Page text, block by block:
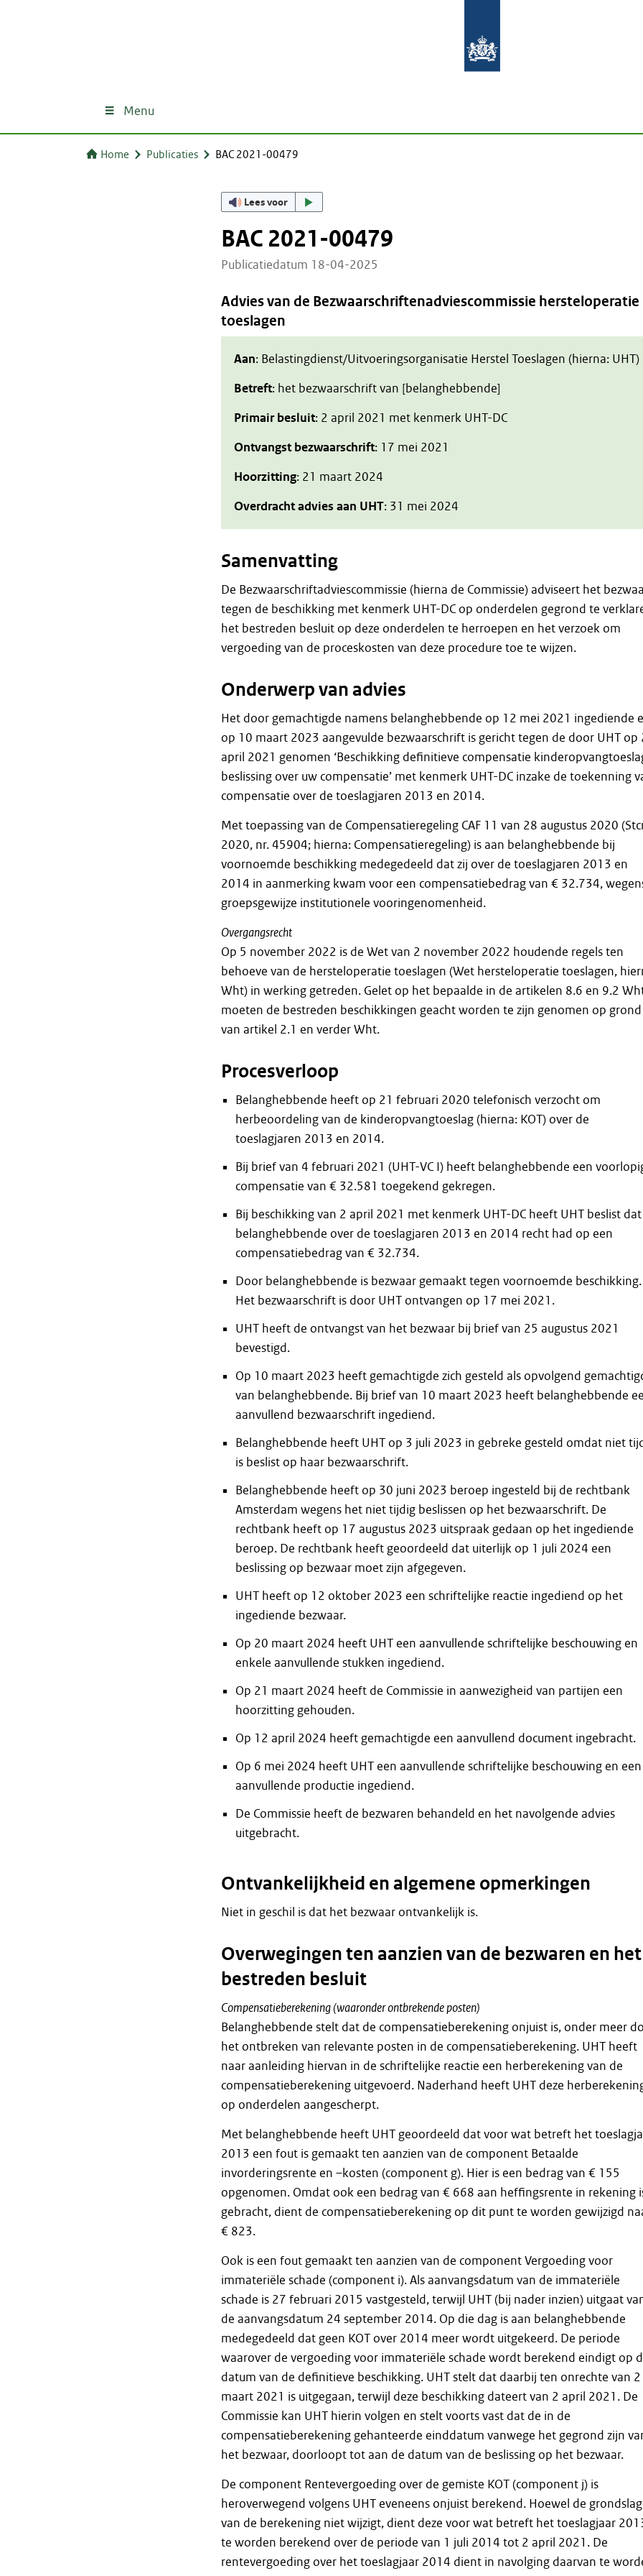
Menu
Home Publicaties BAC 2021-00479
Lees voor
BAC 2021-00479
Publicatiedatum 18-04-2025
Advies van de Bezwaarschriftenadviescommissie hersteloperatie
toeslagen
Aan: Belastingdienst/Uitvoeringsorganisatie Herstel Toeslagen (hierna: UHT)
Betreft: het bezwaarschrift van [belanghebbende]
Primair besluit: 2 april 2021 met kenmerk UHT-DC
Ontvangst bezwaarschrift: 17 mei 2021
Hoorzitting: 21 maart 2024
Overdracht advies aan UHT: 31 mei 2024
Samenvatting
De Bezwaarschriftadviescommissie (hierna de Commissie) adviseert het
tegen de beschikking met kenmerk UHT-DC op onderdelen gegrond te
het bestreden besluit op deze onderdelen te herroepen en het verzoek om
vergoeding van de proceskosten van deze procedure toe te wijzen.
Onderwerp van advies
Het door gemachtigde namens belanghebbende op 12 mei 2021 ingediende
op 10 maart 2023 aangevulde bezwaarschrift is gericht tegen de door UHT op
april 2021 genomen ‘Beschikking definitieve compensatie
beslissing over uw compensatie’ met kenmerk UHT-DC inzake de toekenning
compensatie over de toeslagjaren 2013 en 2014.
Met toepassing van de Compensatieregeling CAF 11 van 28 augustus 2020
2020, nr. 45904; hierna: Compensatieregeling) is aan belanghebbende bij
voornoemde beschikking medegedeeld dat zij over de toeslagjaren 2013 en
2014 in aanmerking kwam voor een compensatiebedrag van € 32.734,
groepsgewijze institutionele vooringenomenheid.
Overgangsrecht
Op 5 november 2022 is de Wet van 2 november 2022 houdende regels ten
behoeve van de hersteloperatie toeslagen (Wet hersteloperatie toeslagen,
Wht) in werking getreden. Gelet op het bepaalde in de artikelen 8.6 en 9.2
moeten de bestreden beschikkingen geacht worden te zijn genomen op grond
van artikel 2.1 en verder Wht.
Procesverloop
Belanghebbende heeft op 21 februari 2020 telefonisch verzocht om
herbeoordeling van de kinderopvangtoeslag (hierna: KOT) over de
toeslagjaren 2013 en 2014.
Bij brief van 4 februari 2021 (UHT-VC I) heeft belanghebbende een
compensatie van € 32.581 toegekend gekregen.
Bij beschikking van 2 april 2021 met kenmerk UHT-DC heeft UHT beslist dat
belanghebbende over de toeslagjaren 2013 en 2014 recht had op een
compensatiebedrag van € 32.734.
Door belanghebbende is bezwaar gemaakt tegen voornoemde beschikking.
Het bezwaarschrift is door UHT ontvangen op 17 mei 2021.
UHT heeft de ontvangst van het bezwaar bij brief van 25 augustus 2021
bevestigd.
Op 10 maart 2023 heeft gemachtigde zich gesteld als opvolgend
van belanghebbende. Bij brief van 10 maart 2023 heeft belanghebbende
aanvullend bezwaarschrift ingediend.
Belanghebbende heeft UHT op 3 juli 2023 in gebreke gesteld omdat niet
is beslist op haar bezwaarschrift.
Belanghebbende heeft op 30 juni 2023 beroep ingesteld bij de rechtbank
Amsterdam wegens het niet tijdig beslissen op het bezwaarschrift. De
rechtbank heeft op 17 augustus 2023 uitspraak gedaan op het ingediende
beroep. De rechtbank heeft geoordeeld dat uiterlijk op 1 juli 2024 een
beslissing op bezwaar moet zijn afgegeven.
UHT heeft op 12 oktober 2023 een schriftelijke reactie ingediend op het
ingediende bezwaar.
Op 20 maart 2024 heeft UHT een aanvullende schriftelijke beschouwing en
enkele aanvullende stukken ingediend.
Op 21 maart 2024 heeft de Commissie in aanwezigheid van partijen een
hoorzitting gehouden.
Op 12 april 2024 heeft gemachtigde een aanvullend document ingebracht.
Op 6 mei 2024 heeft UHT een aanvullende schriftelijke beschouwing en een
aanvullende productie ingediend.
De Commissie heeft de bezwaren behandeld en het navolgende advies
uitgebracht.
Ontvankelijkheid en algemene opmerkingen
Niet in geschil is dat het bezwaar ontvankelijk is.
Overwegingen ten aanzien van de bezwaren en het
bestreden besluit
Compensatieberekening (waaronder ontbrekende posten)
Belanghebbende stelt dat de compensatieberekening onjuist is, onder meer
het ontbreken van relevante posten in de compensatieberekening. UHT heeft
naar aanleiding hiervan in de schriftelijke reactie een herberekening van de
compensatieberekening uitgevoerd. Naderhand heeft UHT deze
op onderdelen aangescherpt.
Met belanghebbende heeft UHT geoordeeld dat voor wat betreft het
2013 een fout is gemaakt ten aanzien van de component Betaalde
invorderingsrente en –kosten (component g). Hier is een bedrag van € 155
opgenomen. Omdat ook een bedrag van € 668 aan heffingsrente in rekening
gebracht, dient de compensatieberekening op dit punt te worden gewijzigd
€ 823.
Ook is een fout gemaakt ten aanzien van de component Vergoeding voor
immateriële schade (component i). Als aanvangsdatum van de immateriële
schade is 27 februari 2015 vastgesteld, terwijl UHT (bij nader inzien) uitgaat
de aanvangsdatum 24 september 2014. Op die dag is aan belanghebbende
medegedeeld dat geen KOT over 2014 meer wordt uitgekeerd. De periode
waarover de vergoeding voor immateriële schade wordt berekend eindigt op
datum van de definitieve beschikking. UHT stelt dat daarbij ten onrechte van 2
maart 2021 is uitgegaan, terwijl deze beschikking dateert van 2 april 2021. De
Commissie kan UHT hierin volgen en stelt voorts vast dat de in de
compensatieberekening gehanteerde einddatum vanwege het gegrond zijn
het bezwaar, doorloopt tot aan de datum van de beslissing op het bezwaar.
De component Rentevergoeding over de gemiste KOT (component j) is
heroverwegend volgens UHT eveneens onjuist berekend. Hoewel de grondslag
van de berekening niet wijzigt, dient deze voor wat betreft het toeslagjaar
te worden berekend over de periode van 1 juli 2014 tot 2 april 2021. De
rentevergoeding over het toeslagjaar 2014 dient in navolging daarvan te